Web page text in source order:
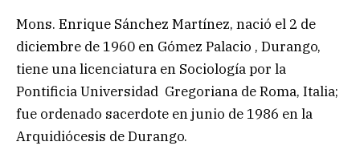
Mons. Enrique Sánchez Martínez, nació el 2 de
diciembre de 1960 en Gómez Palacio , Durango,
tiene una licenciatura en Sociología por la
Pontificia Universidad Gregoriana de Roma, Italia;
fue ordenado sacerdote en junio de 1986 en la
Arquidiócesis de Durango.